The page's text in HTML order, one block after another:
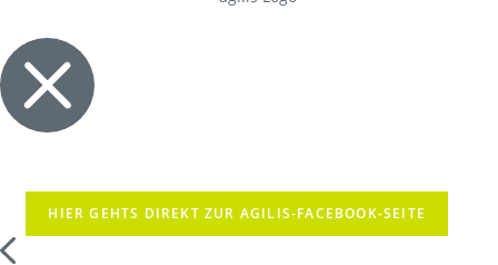
HIER GEHTS DIREKT ZUR AGILIS-FACEBOOK-SEITE